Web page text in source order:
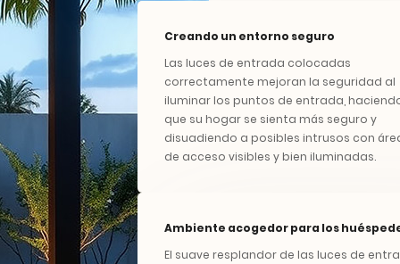
Creando un entorno seguro
Las luces de entrada colocadas
correctamente mejoran la seguridad al
iluminar los puntos de entrada,
que su hogar se sienta más seguro y
disuadiendo a posibles intrusos con
de acceso visibles y bien iluminadas.
Ambiente acogedor para los
El suave resplandor de las luces de